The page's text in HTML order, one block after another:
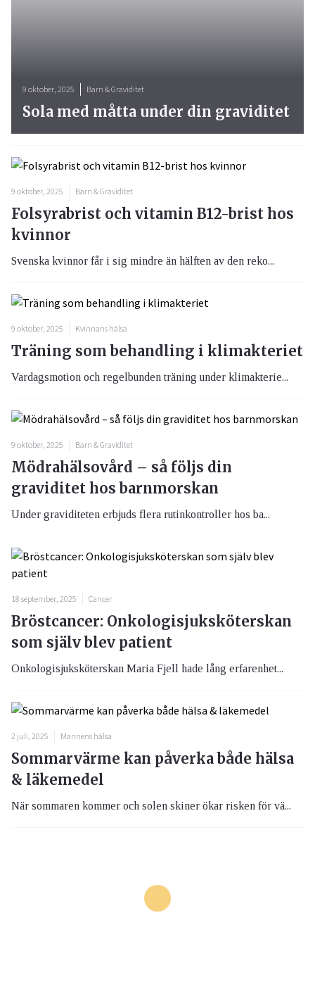
9 oktober, 2025 Barn & Graviditet
Sola med måtta under din graviditet
9 oktober, 2025 Barn & Graviditet
Folsyrabrist och vitamin B12-brist hos
kvinnor
Svenska kvinnor får i sig mindre än hälften av den reko...
9 oktober, 2025 Kvinnans hälsa
Träning som behandling i klimakteriet
Vardagsmotion och regelbunden träning under klimakterie...
9 oktober, 2025 Barn & Graviditet
Mödrahälsovård – så följs din
graviditet hos barnmorskan
Under graviditeten erbjuds flera rutinkontroller hos ba...
18 september, 2025 Cancer
Bröstcancer: Onkologisjuksköterskan
som själv blev patient
Onkologisjuksköterskan Maria Fjell hade lång erfarenhet...
2 juli, 2025 Mannens hälsa
Sommarvärme kan påverka både hälsa
& läkemedel
När sommaren kommer och solen skiner ökar risken för vä...